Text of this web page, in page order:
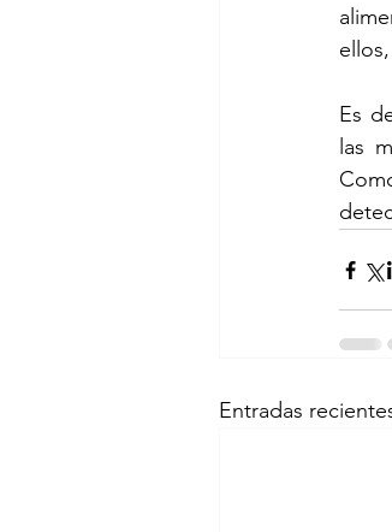
Es
las
Entradas